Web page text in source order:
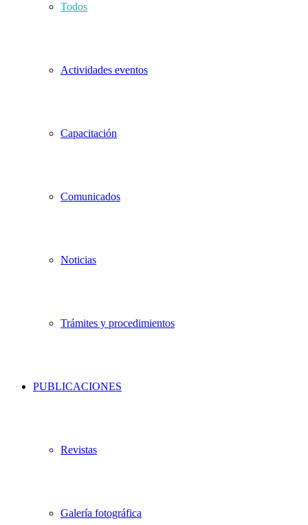
Todos
Actividades eventos
Capacitación
Comunicados
Noticias
Trámites y procedimientos
PUBLICACIONES
Revistas
Galería fotográfica